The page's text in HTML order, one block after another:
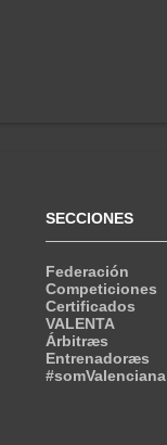
SECCIONES
Federación
Competiciones
Certificados
VALENTA
Árbitræs
Entrenadoræs
#somValenciana